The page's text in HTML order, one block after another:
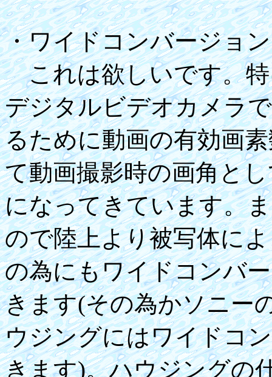
・ワイドコンバージョ
これは欲しいです。特
デジタルビデオカメラ
るために動画の有効画
て動画撮影時の画角と
になってきています。
ので陸上より被写体に
の為にもワイドコンバ
きます(その為かソニー
ウジングにはワイドコ
きます)。ハウジングの